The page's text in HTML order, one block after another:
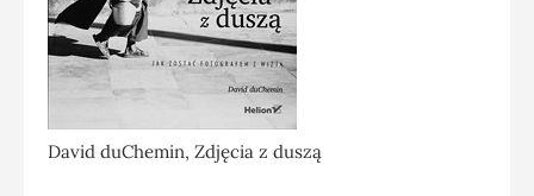
David duChemin, Zdjęcia z duszą